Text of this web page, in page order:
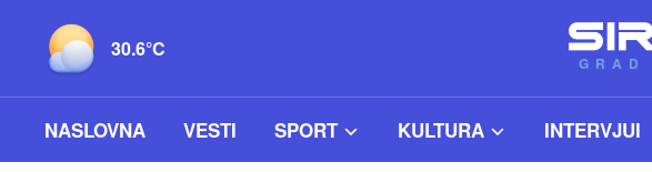
30.6°C
GRAD
NASLOVNA VESTI SPORT KULTURA INTERVJUI